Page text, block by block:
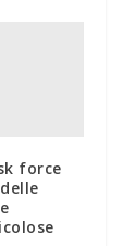
force